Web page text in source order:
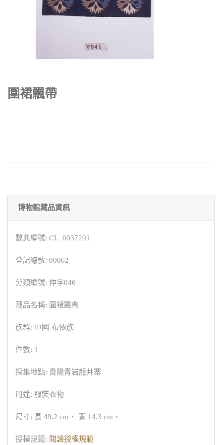
圍裙飄帶
博物館藏品資訊
數典編號: CL_0037291
登記總號: 00062
分類編號: 仲字046
藏品名稱: 圍裙飄帶
族群: 中國-布依族
件數: 1
採集地點: 貴陽青岩龍井寨
用途: 服裝衣物
尺寸: 長 49.2 cm、 寬 14.3 cm、
授權規範: 閱讀授權規範